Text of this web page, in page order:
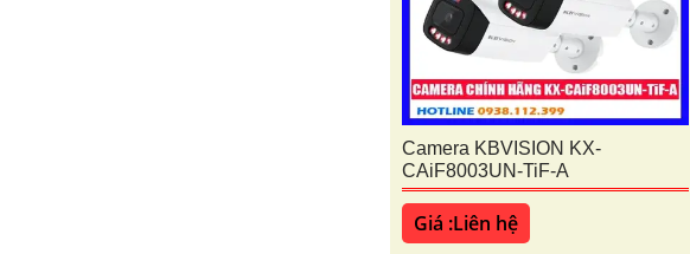
Camera KBVISION KX-
CAiF8003UN-TiF-A
Giá :Liên hệ